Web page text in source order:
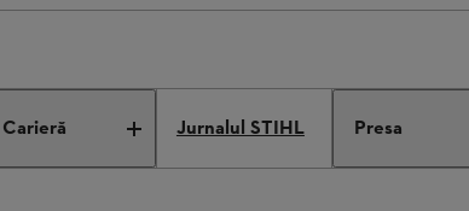
Carieră Jurnalul STIHL Presa